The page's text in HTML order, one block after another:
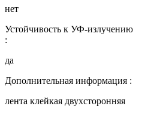
нет
Устойчивость к УФ-излучению
:
да
Дополнительная информация :
лента клейкая двухсторонняя